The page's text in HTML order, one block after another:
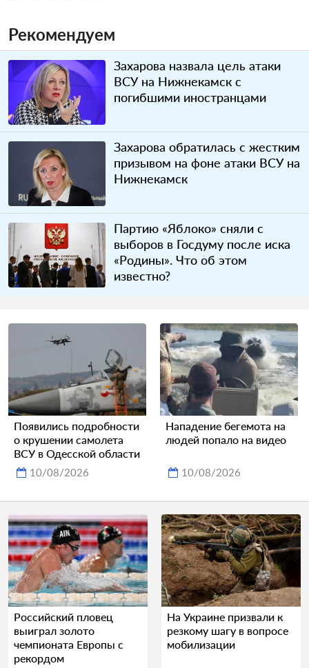
Рекомендуем
Захарова назвала цель атаки
ВСУ на Нижнекамск с
погибшими иностранцами
Захарова обратилась с жестким
призывом на фоне атаки ВСУ на
Нижнекамск
Партию «Яблоко» сняли с
выборов в Госдуму после иска
«Родины». Что об этом
известно?
Появились подробности
о крушении самолета
ВСУ в Одесской области
10/08/2026
Нападение бегемота на
людей попало на видео
10/08/2026
Российский пловец
выиграл золото
чемпионата Европы с
рекордом
На Украине призвали к
резкому шагу в вопросе
мобилизации